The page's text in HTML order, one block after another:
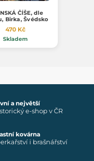
ČÍŠE, dle
Birka, Švédsko
470 Kč
Skladem
a největší
e-shop v ČR
kovárna
i brašnářství